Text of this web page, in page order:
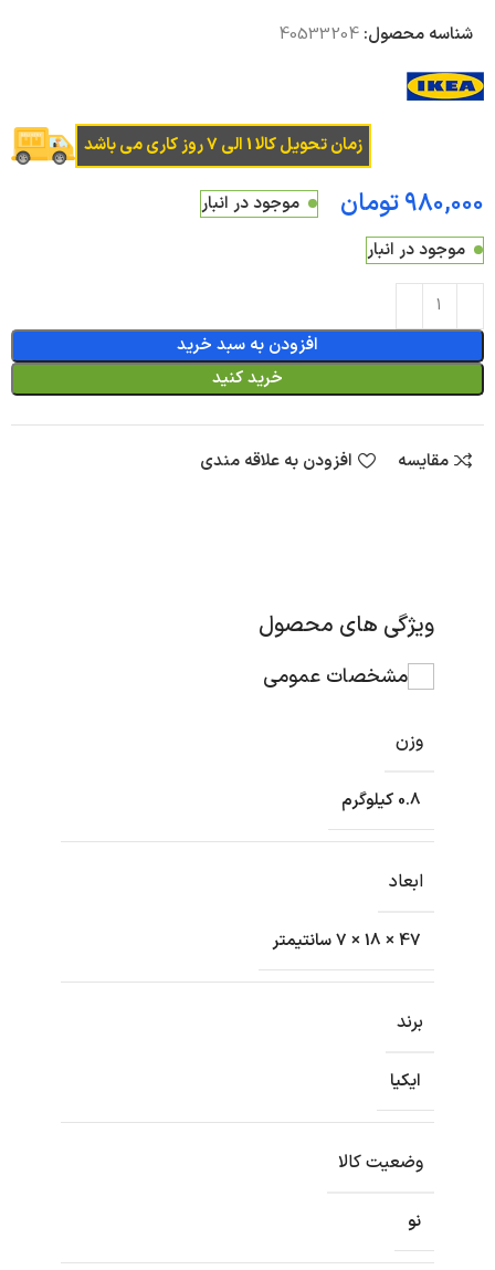
شناسه محصول:40533204
زمان تحویل کالا 1 الی 7 روز کاری می باشد
تومان
موجود در انبار
موجود در انبار
افزودن به سبد خرید
خرید کنید
مقایسه افزودن به علاقه مندی
ویژگی های محصول
مشخصات عمومی
وزن
0.8 کیلوگرم
ابعاد
47 × 18 × 7 سانتیمتر
برند
ایکیا
وضعیت کالا
نو